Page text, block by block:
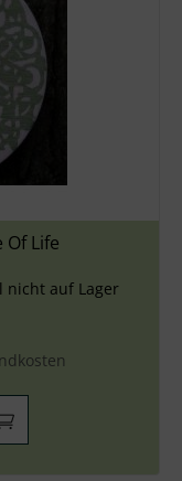
Of Life
nicht auf Lager